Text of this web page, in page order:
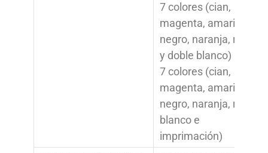
7 colores (cian,
magenta, amarillo,
negro, naranja, rojo
y doble blanco)
7 colores (cian,
magenta, amarillo,
negro, naranja, rojo,
blanco e
imprimación)